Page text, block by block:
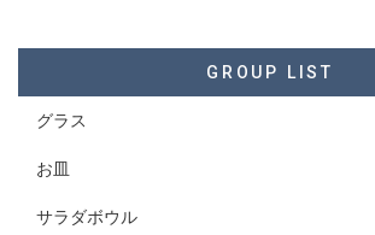
GROUP LIST
グラス
お皿
サラダボウル